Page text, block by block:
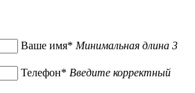
Ваше имя* Минимальная длина 3
Телефон* Введите корректный